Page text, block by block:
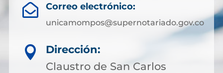
 Correo electrónico:
unicamompos@supernotariado.gov.co

Dirección:
Claustro de San Carlos